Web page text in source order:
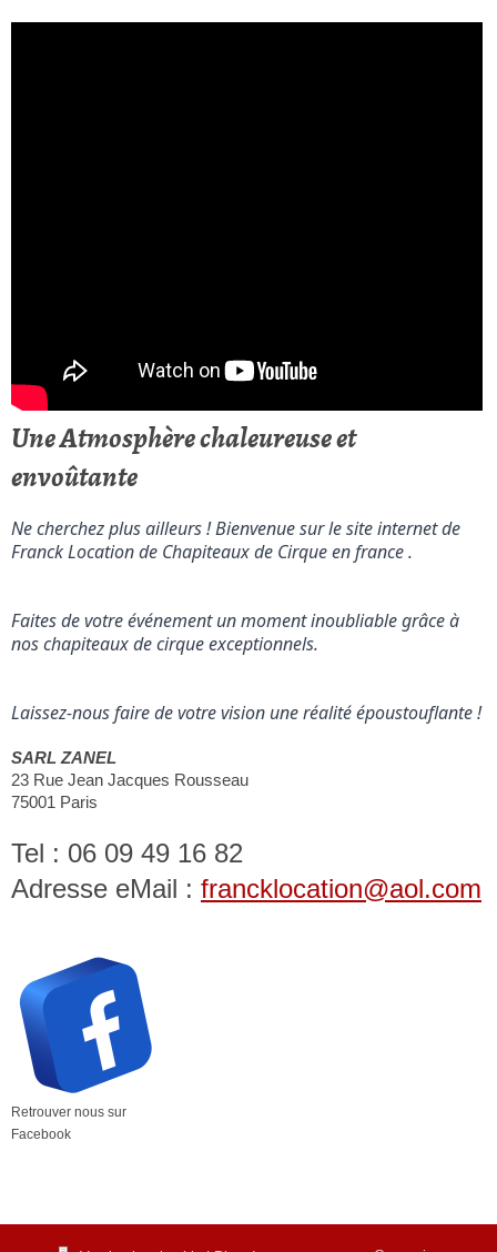
Une Atmosphère chaleureuse et
envoûtante
Ne cherchez plus ailleurs ! Bienvenue sur le site internet de
Franck Location de Chapiteaux de Cirque en france .
Faites de votre événement un moment inoubliable grâce à
nos chapiteaux de cirque exceptionnels.
Laissez-nous faire de votre vision une réalité époustouflante !
SARL ZANEL
23 Rue Jean Jacques Rousseau
75001 Paris
Tel : 06 09 49 16 82
Adresse eMail : francklocation@aol.com
Retrouver nous sur
Facebook